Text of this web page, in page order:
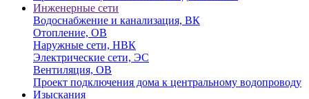
Инженерные сети
Водоснабжение и канализация, ВК
Отопление, ОВ
Наружные сети, НВК
Электрические сети, ЭС
Вентиляция, ОВ
Проект подключения дома к центральному водопроводу
Изыскания